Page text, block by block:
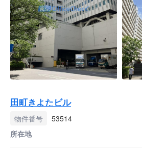
田町きよたビル
物件番号
53514
所在地